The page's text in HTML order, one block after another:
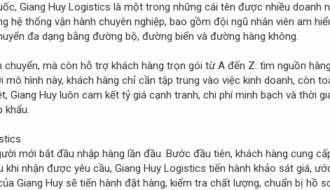
Giang Huy Logistics là một trong những cái tên được nhiều doanh
hệ thống vận hành chuyên nghiệp, bao gồm đội ngũ nhân viên am
đa dạng bằng đường bộ, đường biển và đường hàng không.
mà còn hỗ trợ khách hàng trọn gói từ A đến Z: tìm nguồn
hình này, khách hàng chỉ cần tập trung vào việc kinh doanh, còn
Huy luôn cam kết tỷ giá cạnh tranh, chi phí minh bạch và thời
khẩu.
mới bắt đầu nhập hàng lần đầu. Bước đầu tiên, khách hàng cung
nhận được yêu cầu, Giang Huy Logistics tiến hành khảo sát giá,
Giang Huy sẽ tiến hành đặt hàng, kiểm tra chất lượng, chuẩn bị hồ